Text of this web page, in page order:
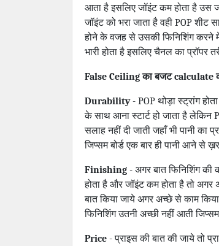
आता है इसलिए जॉइंट कम होता है उस
जॉइंट को भरा जाता है वही POP शीट
होने के वजह से उसकी फिनिशिंग करने
भारी होता है इसलिए चैनल का
False Ceiling का बजट calculate
Durability- POP थोड़ा स्ट्रांग
के साथ आना स्टार्ट हो जाता है
सलाह नहीं दी जाती जहाँ भी पानी का
जिप्सम बोर्ड एक बार ही पानी आने से
Finishing - अगर बात फिनिशिंग की
होता है और जॉइंट कम होता है तो अगर
बात किया जाये अगर अच्छे से काम
फिनिशिंग उतनी अच्छी नहीं आती
Price - प्राइस की बात की जाये तो